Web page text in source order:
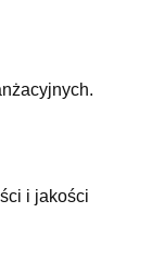
i jakości